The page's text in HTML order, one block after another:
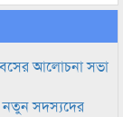
আলোচনা সভা
নতুন সদস্যদের